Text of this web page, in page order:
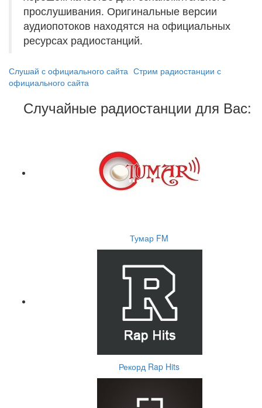
прослушивания. Оригинальные версии
аудиопотоков находятся на официальных
ресурсах радиостанций.
Слушай с официального сайта Стрим радиостанции с
официального сайта
Случайные радиостанции для Вас:
Тумар FM
Рекорд Rap Hits